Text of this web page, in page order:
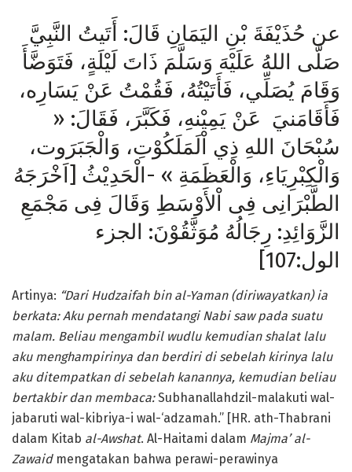
عن حُذَيْفَةَ بْنِ اليَمَانِ قَالَ: أَتَيتُ النَّبِيَّ
صَلَّى اللهُ عَلَيْهَ وَسَلَّمَ ذَاتَ لَيْلَةٍ، فَتَوَضَّأَ
وَقَامَ يُصَلِّي، فَأَتَيْتُهُ، فَقُمْتُ عَنْ يَسَارِه،
فَأَقَامَنيَ عَنْ يَمِيْنهِ، فَكَبَّرَ، فَقَالَ: «
سُبْحَانَ اللهِ ذِي اْلَمَلَكُوْتِ، وَالْجَبَرَوت،
وَالْكِبْرِيَاءِ، وَالْعَظَمَةِ » -الْحَدِيْثُ [اَخْرَجَهُ
الطَّبْرَانِى فِى اْلأَوْسَطِ وَقَالَ فِى مَجْمَعِ
الزَّوَائِدِ: رِجَالُهُ مُوَثَّقُوْنَ: الجزء
الول:107]
Artinya: “Dari Hudzaifah bin al-Yaman (diriwayatkan) ia
berkata: Aku pernah mendatangi Nabi saw pada suatu
malam. Beliau mengambil wudlu kemudian shalat lalu
aku menghampirinya dan berdiri di sebelah kirinya lalu
aku ditempatkan di sebelah kanannya, kemudian beliau
bertakbir dan membaca:Subhanallahdzil-malakuti wal-
jabaruti wal-kibriya-i wal-‘adzamah.” [HR. ath-Thabrani
dalam Kitab al-Awshat. Al-Haitami dalam Majma’ al-
Zawaid mengatakan bahwa perawi-perawinya